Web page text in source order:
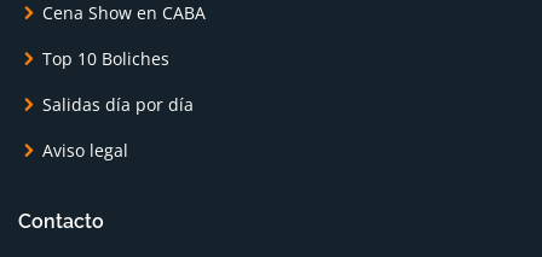
Cena Show en CABA
Top 10 Boliches
Salidas día por día
Aviso legal
Contacto